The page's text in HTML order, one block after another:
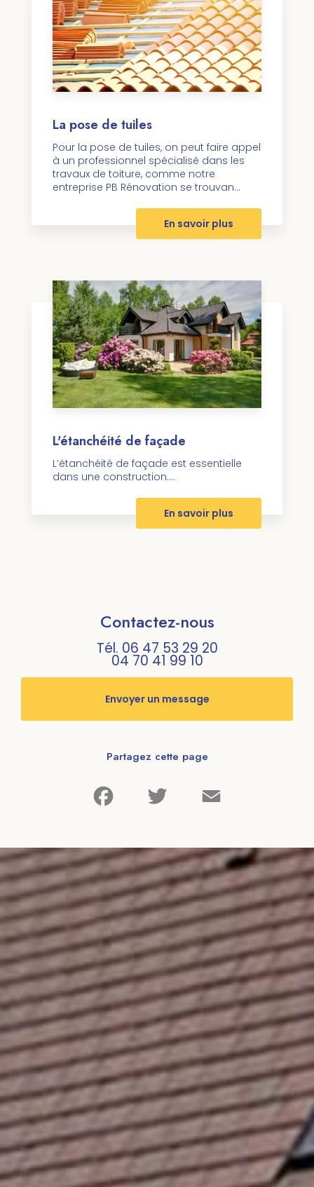
La pose de tuiles
Pour la pose de tuiles, on peut faire appel
à un professionnel spécialisé dans les
travaux de toiture, comme notre
entreprise PB Rénovation se trouvan...
En savoir plus
L'étanchéité de façade
L’étanchéité de façade est essentielle
dans une construction....
En savoir plus
Contactez-nous
Tél. 06 47 53 29 20
04 70 41 99 10
Envoyer un message
Partagez cette page